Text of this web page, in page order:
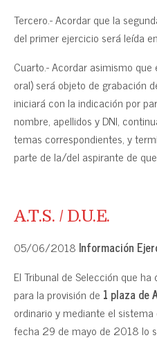
Tercero.- Acordar que la
del primer ejercicio será leída
Cuarto.- Acordar asimismo
oral) será objeto de grabación
iniciará con la indicación por
nombre, apellidos y DNI,
temas correspondientes, y
parte de la/del aspirante de
A.T.S. / D.U.E.
05/06/2018 Información
El Tribunal de Selección que
para la provisión de 1 plaza de
ordinario y mediante el
fecha 29 de mayo de 2018 lo